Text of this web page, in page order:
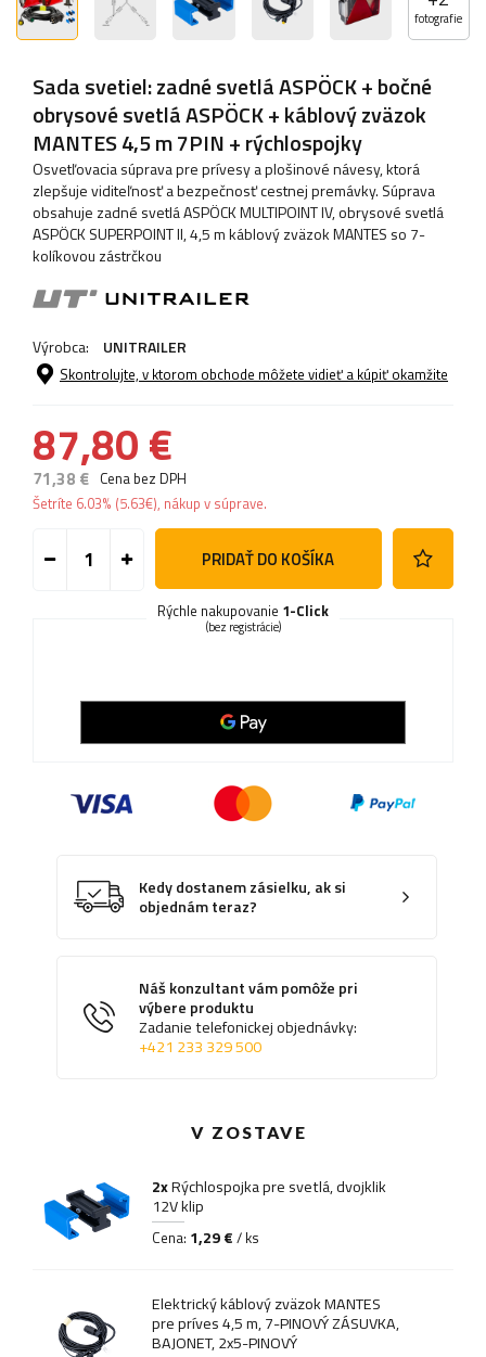
fotografie
Sada svetiel: zadné svetlá ASPÖCK + bočné
obrysové svetlá ASPÖCK + káblový zväzok
MANTES 4,5 m 7PIN + rýchlospojky
Osvetľovacia súprava pre prívesy a plošinové návesy, ktorá
zlepšuje viditeľnosť a bezpečnosť cestnej premávky. Súprava
obsahuje zadné svetlá ASPÖCK MULTIPOINT IV, obrysové svetlá
ASPÖCK SUPERPOINT II, ​​4,5 m káblový zväzok MANTES so 7-
kolíkovou zástrčkou
Výrobca: UNITRAILER
Skontrolujte, v ktorom obchode môžete vidieť a kúpiť okamžite
87,80 €
71,38 € Cena bez DPH
Šetríte 6.03% (5.63€), nákup v súprave.
PRIDAŤ DO KOŠÍKA
Rýchle nakupovanie 1-Click
(bez registrácie)
Kedy dostanem zásielku, ak si
objednám teraz?
Náš konzultant vám pomôže pri
výbere produktu
Zadanie telefonickej objednávky:
+421 233 329 500
V ZOSTAVE
2xRýchlospojka pre svetlá, dvojklik
12V klip
Cena: 1,29 € / ks
Elektrický káblový zväzok MANTES
pre príves 4,5 m, 7-PINOVÝ ZÁSUVKA,
BAJONET, 2x5-PINOVÝ